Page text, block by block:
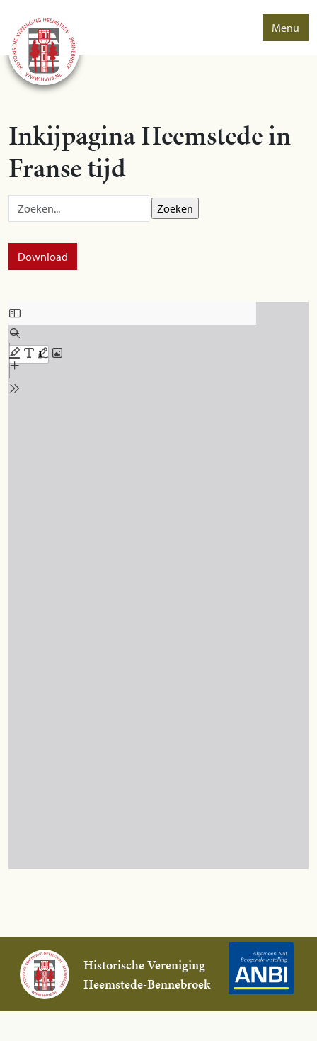
Menu
Inkijpagina Heemstede in
Franse tijd
Zoek op:
Download
Skip to PDF content
Historische Vereniging
Heemstede-Bennebroek